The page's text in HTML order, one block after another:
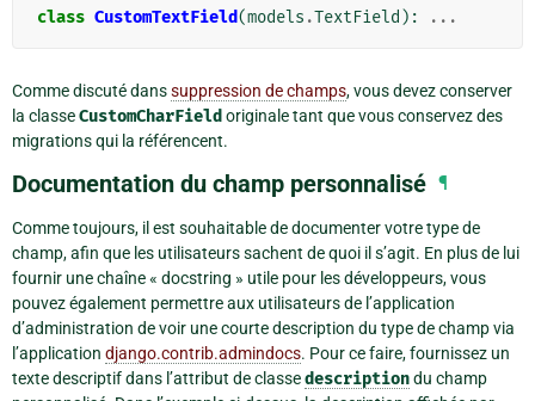
class CustomTextField(models .TextField ): ...
Comme discuté danssuppression de champs, vous devez conserver
la classeCustomCharFieldoriginale tant que vous conservez des
migrations qui la référencent.
Documentation du champ personnalisé ¶
Comme toujours, il est souhaitable de documenter votre type de
champ, afin que les utilisateurs sachent de quoi il s’agit. En plus de lui
fournir une chaîne « docstring » utile pour les développeurs, vous
pouvez également permettre aux utilisateurs de l’application
d’administration de voir une courte description du type de champ via
l’application django.contrib.admindocs. Pour ce faire, fournissez un
texte descriptif dans l’attribut de classedescriptiondu champ